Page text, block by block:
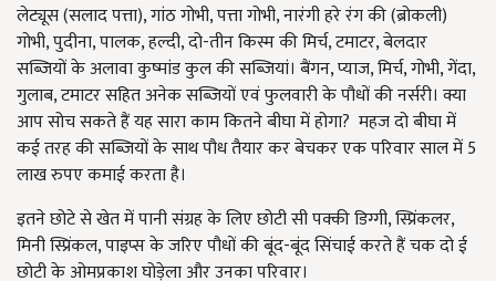
लेट्यूस (सलाद पत्ता), गांठ गोभी, पत्ता गोभी, नारंगी हरे रंग की (ब्रोकली)
गोभी, पुदीना, पालक, हल्दी, दो-तीन किस्म की मिर्च, टमाटर, बेलदार
सब्जियों के अलावा कुष्मांड कुल की सब्जियां। बैंगन, प्याज, मिर्च, गोभी, गेंदा,
गुलाब, टमाटर सहित अनेक सब्जियों एवं फुलवारी के पौधों की नर्सरी। क्या
आप सोच सकते हैं यह सारा काम कितने बीघा में होगा? महज दो बीघा में
कई तरह की सब्जियों के साथ पौध तैयार कर बेचकर एक परिवार साल में 5
लाख रुपए कमाई करता है।
इतने छोटे से खेत में पानी संग्रह के लिए छोटी सी पक्की डिग्गी, स्प्रिंकलर,
मिनी स्प्रिंकल, पाइप्स के जरिए पौधों की बूंद-बूंद सिंचाई करते हैं चक दो ई
छोटी के ओमप्रकाश घोड़ेला और उनका परिवार।